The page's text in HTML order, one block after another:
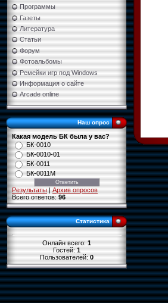
Программы
Газеты
Литература
Статьи
Форум
Фотоальбомы
Ремейки игр под Windows
Информация о сайте
Arcade online
Наш опрос
Какая модель БК была у вас?
БК-0010
БК-0010-01
БК-0011
БК-0011М
Результаты|Архив опросов
Всего ответов:96
Статистика
Онлайн всего:1
Гостей:1
Пользователей:0